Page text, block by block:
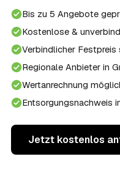
Bis zu 5 Angebote
Kostenlose &
Verbindlicher
Regionale Anbieter in
Wertanrechnung
Entsorgungsnachweis
Jetzt kostenlos